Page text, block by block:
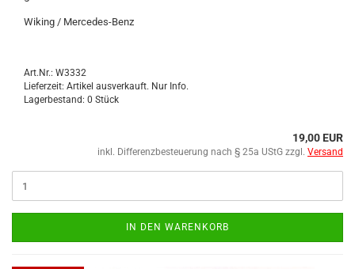
Wi­king / Mercedes-​Benz
Art.Nr.: W3332
Lieferzeit: Artikel ausverkauft. Nur Info.
Lagerbestand: 0 Stück
19,00 EUR
inkl. Differenzbesteuerung nach § 25a UStG zzgl. Versand
IN DEN WARENKORB